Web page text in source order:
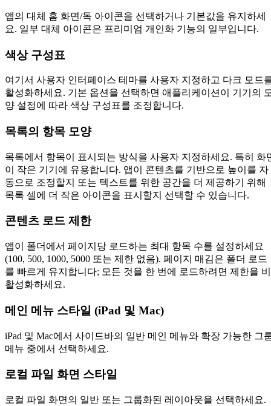
앱의 대체 홈 화면/독 아이콘을 선택하거나 기본값을 유지하세
요. 일부 대체 아이콘은 프리미엄 개인화 기능의 일부입니다.
색상 구성표
여기서 사용자 인터페이스 테마를 사용자 지정하고 다크 모드
활성화하세요. 기본 옵션을 선택하면 애플리케이션이 기기의
양 설정에 따라 색상 구성표를 조정합니다.
목록의 항목 모양
목록에서 항목이 표시되는 방식을 사용자 지정하세요. 특히 화
이 작은 기기에 유용합니다. 앱이 콘텐츠를 기반으로 높이를 자
동으로 조정할지 또는 텍스트를 위한 공간을 더 제공하기 위해
목록 셀에 더 작은 아이콘을 표시할지 선택할 수 있습니다.
콘텐츠 로드 제한
앱이 폴더에서 페이지당 로드하는 최대 항목 수를 설정하세요
(100, 500, 1000, 5000 또는 제한 없음). 페이지 매김은 폴더 로드
를 빠르게 유지합니다; 모든 것을 한 번에 로드하려면 제한을 비
활성화하세요.
메인 메뉴 스타일 (iPad 및 Mac)
iPad 및 Mac에서 사이드바의 일반 메인 메뉴와 확장 가능한 그
메뉴 중에서 선택하세요.
로컬 파일 화면 스타일
로컬 파일 화면의 일반 또는 그룹화된 레이아웃을 선택하세요.